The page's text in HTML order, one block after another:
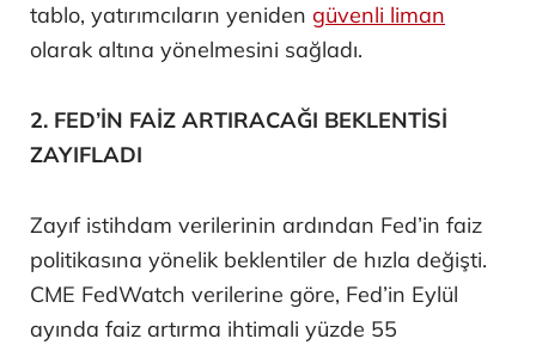
tablo, yatırımcıların yeniden güvenli liman
olarak altına yönelmesini sağladı.
2. FED’İN FAİZ ARTIRACAĞI BEKLENTİSİ
ZAYIFLADI
Zayıf istihdam verilerinin ardından Fed’in faiz
politikasına yönelik beklentiler de hızla değişti.
CME FedWatch verilerine göre, Fed’in Eylül
ayında faiz artırma ihtimali yüzde 55